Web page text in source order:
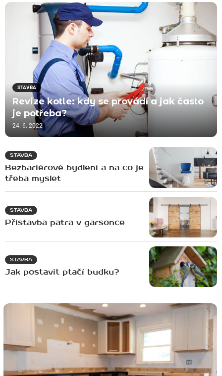
STAVBA
Revize kotle: kdy se provádí a jak často
je potřeba?
24. 6. 2022
STAVBA
Bezbariérové bydlení a na co je
třeba myslet
STAVBA
Přístavba patra v garsonce
STAVBA
Jak postavit ptačí budku?